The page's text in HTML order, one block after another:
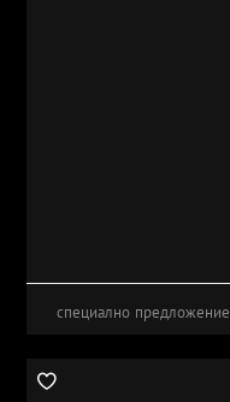
специално предложение